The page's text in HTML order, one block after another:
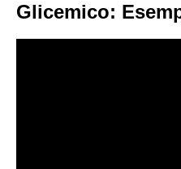
Glicemico: